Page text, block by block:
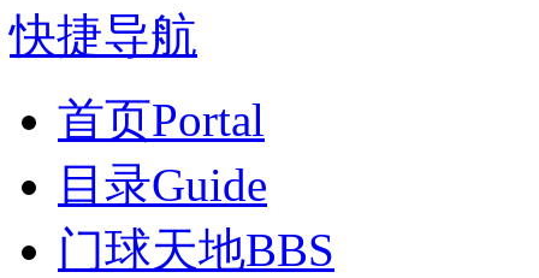
快捷导航
首页Portal
目录Guide
门球天地BBS